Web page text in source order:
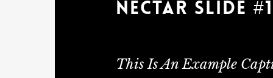
NECTAR SLIDE #1
This Is An Example